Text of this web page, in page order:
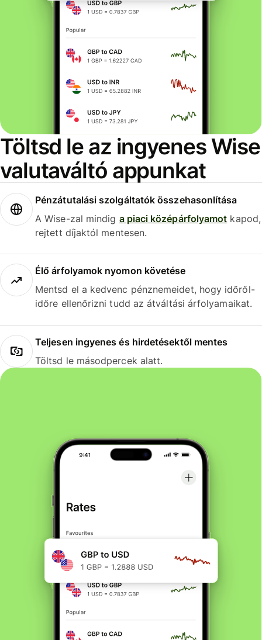
Töltsd le az ingyenes Wise
valutaváltó appunkat
Pénzátutalási szolgáltatók összehasonlítása
A Wise-zal mindig a piaci középárfolyamot kapod,
rejtett díjaktól mentesen.
Élő árfolyamok nyomon követése
Mentsd el a kedvenc pénznemeidet, hogy időről-
időre ellenőrizni tudd az átváltási árfolyamaikat.
Teljesen ingyenes és hirdetésektől mentes
Töltsd le másodpercek alatt.